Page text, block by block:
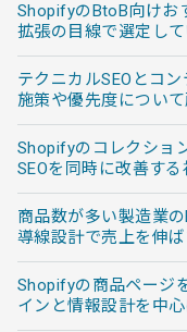
ShopifyのBtoB向けお
拡張の目線で選定し
テクニカルSEOとコ
施策や優先度につい
Shopifyのコレクショ
SEOを同時に改善す
商品数が多い製造業
導線設計で売上を伸
Shopifyの商品ページ
インと情報設計を中